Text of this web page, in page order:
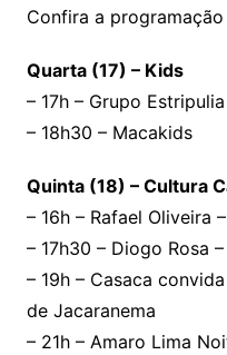
Confira a
Quarta (17) – Kids
– 17h – Grupo Estripulia
– 18h30 – Macakids
Quinta (18) – Cultura
– 16h – Rafael Oliveira
– 17h30 – Diogo Rosa
– 19h – Casaca
de Jacaranema
– 21h – Amaro Lima